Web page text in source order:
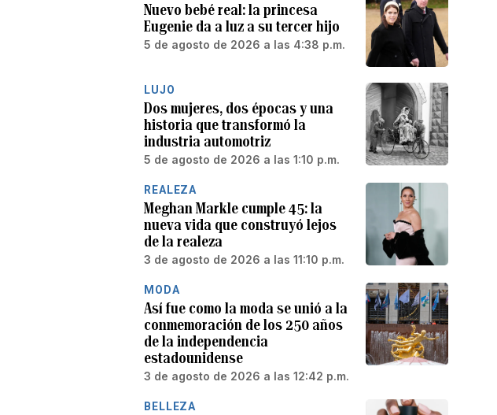
Nuevo bebé real: la princesa
Eugenie da a luz a su tercer hijo
5 de agosto de 2026 a las 4:38 p.m.
LUJO
Dos mujeres, dos épocas y una
historia que transformó la
industria automotriz
5 de agosto de 2026 a las 1:10 p.m.
REALEZA
Meghan Markle cumple 45: la
nueva vida que construyó lejos
de la realeza
3 de agosto de 2026 a las 11:10 p.m.
MODA
Así fue como la moda se unió a la
conmemoración de los 250 años
de la independencia
estadounidense
3 de agosto de 2026 a las 12:42 p.m.
BELLEZA